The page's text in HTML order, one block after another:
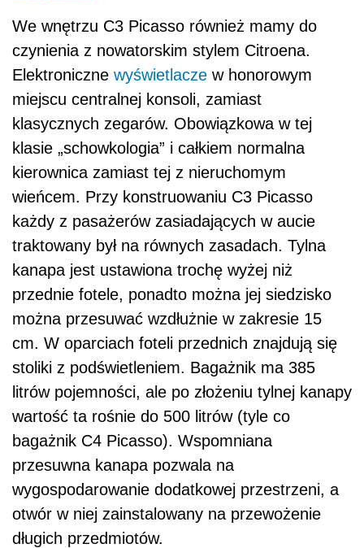
We wnętrzu C3 Picasso również mamy do
czynienia z nowatorskim stylem Citroena.
Elektroniczne wyświetlacze w honorowym
miejscu centralnej konsoli, zamiast
klasycznych zegarów. Obowiązkowa w tej
klasie „schowkologia” i całkiem normalna
kierownica zamiast tej z nieruchomym
wieńcem. Przy konstruowaniu C3 Picasso
każdy z pasażerów zasiadających w aucie
traktowany był na równych zasadach. Tylna
kanapa jest ustawiona trochę wyżej niż
przednie fotele, ponadto można jej siedzisko
można przesuwać wzdłużnie w zakresie 15
cm. W oparciach foteli przednich znajdują się
stoliki z podświetleniem. Bagażnik ma 385
litrów pojemności, ale po złożeniu tylnej kanapy
wartość ta rośnie do 500 litrów (tyle co
bagażnik C4 Picasso). Wspomniana
przesuwna kanapa pozwala na
wygospodarowanie dodatkowej przestrzeni, a
otwór w niej zainstalowany na przewożenie
długich przedmiotów.